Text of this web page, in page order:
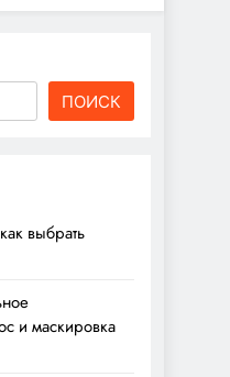
ПОИСК
выбрать
и маскировка